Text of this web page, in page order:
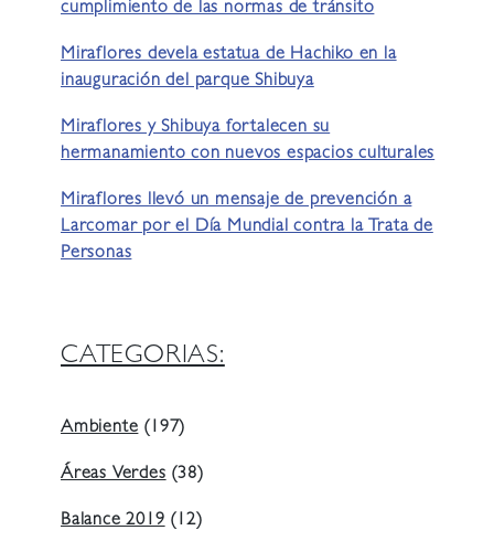
cumplimiento de las normas de tránsito
Miraflores devela estatua de Hachiko en la
inauguración del parque Shibuya
Miraflores y Shibuya fortalecen su
hermanamiento con nuevos espacios culturales
Miraflores llevó un mensaje de prevención a
Larcomar por el Día Mundial contra la Trata de
Personas
CATEGORIAS:
Ambiente (197)
Áreas Verdes (38)
Balance 2019 (12)